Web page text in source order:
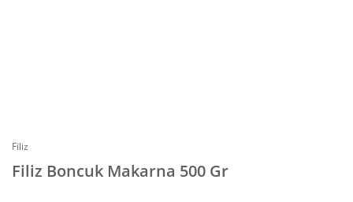
Filiz
Filiz Boncuk Makarna 500 Gr